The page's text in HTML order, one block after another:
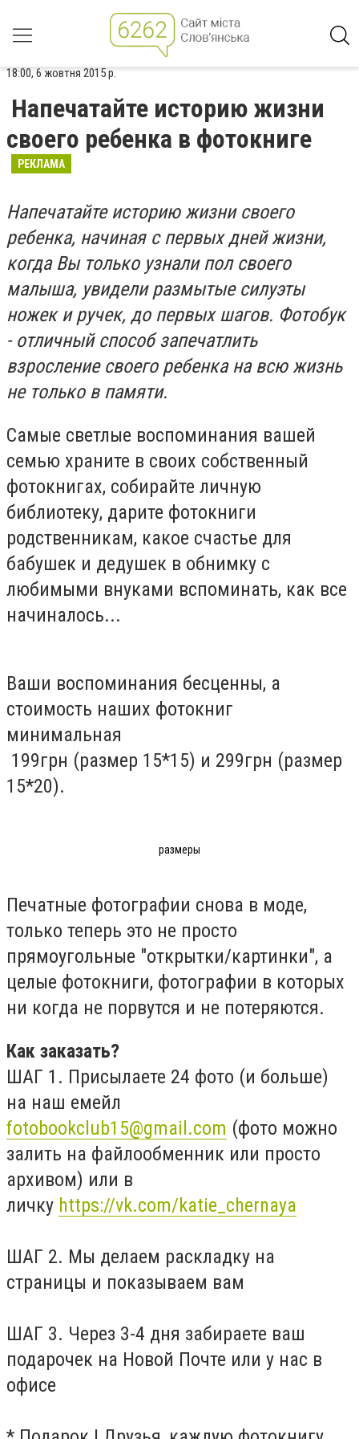
18:00, 6 жовтня 2015 р.
Напечатайте историю жизни
своего ребенка в фотокниге
РЕКЛАМА
Напечатайте историю жизни своего
ребенка, начиная с первых дней жизни,
когда Вы только узнали пол своего
малыша, увидели размытые силуэты
ножек и ручек, до первых шагов. Фотобук
- отличный способ запечатлить
взросление своего ребенка на всю жизнь
не только в памяти.
Самые светлые воспоминания вашей
семью храните в своих собственный
фотокнигах, собирайте личную
библиотеку, дарите фотокниги
родственникам, какое счастье для
бабушек и дедушек в обнимку с
любимыми внуками вспоминать, как все
начиналось...
Ваши воспоминания бесценны, а
стоимость наших фотокниг
минимальная
199грн (размер 15*15) и 299грн (размер
15*20).
размеры
Печатные фотографии снова в моде,
только теперь это не просто
прямоугольные "открытки/картинки", а
целые фотокниги, фотографии в которых
ни когда не порвутся и не потеряются.
Как заказать?
ШАГ 1. Присылаете 24 фото (и больше)
на наш емейл
fotobookclub15@gmail.com (фото можно
залить на файлообменник или просто
архивом) или в
личку https://vk.com/katie_chernaya
ШАГ 2. Мы делаем раскладку на
страницы и показываем вам
ШАГ 3. Через 3-4 дня забираете ваш
подарочек на Новой Почте или у нас в
офисе